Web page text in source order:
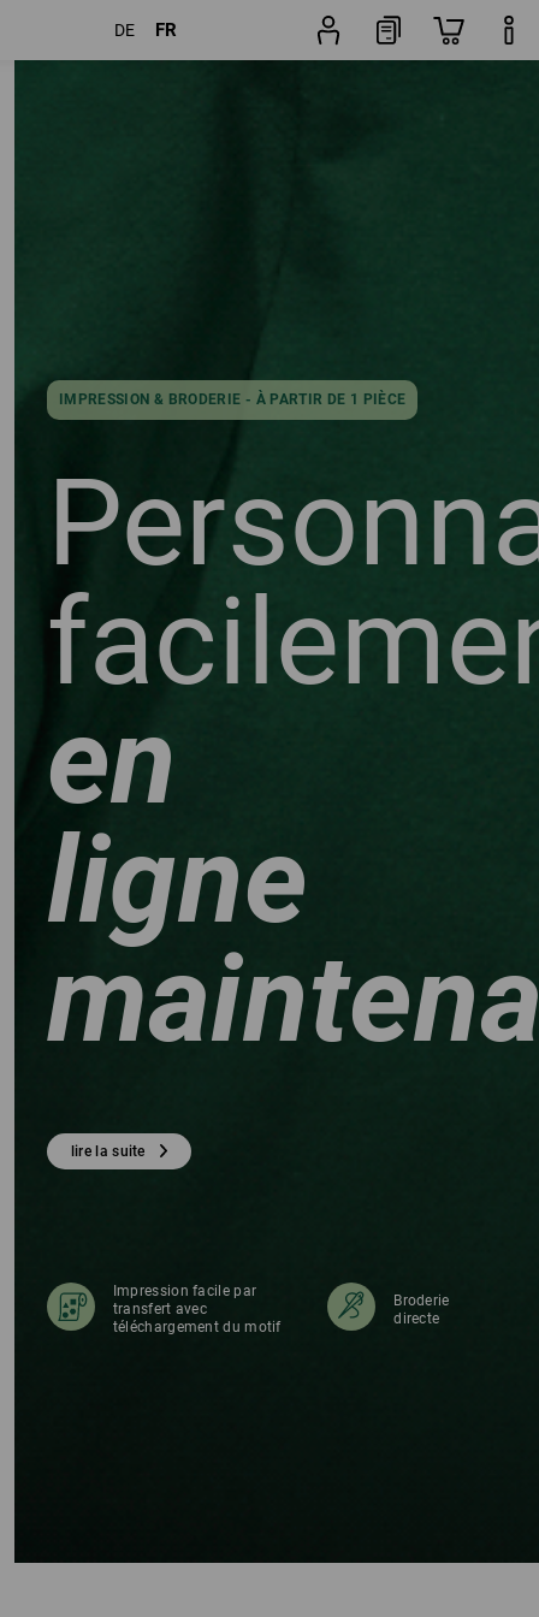
DE FR
IMPRESSION & BRODERIE - À PARTIR DE 1 PIÈCE
en
ligne
lire la suite
Impression facile par
transfert avec
téléchargement du motif
Broderie
directe